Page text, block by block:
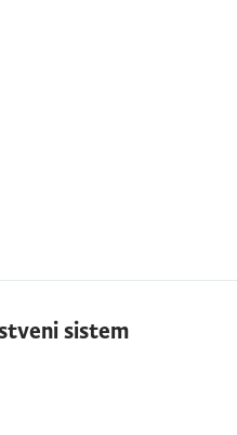
sistem